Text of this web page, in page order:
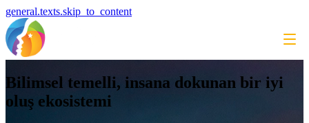
general.texts.skip_to_content
Bilimsel temelli, insana dokunan bir iyi
oluş ekosistemi